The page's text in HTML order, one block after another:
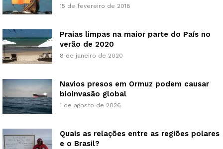
15 de fevereiro de 2018
Praias limpas na maior parte do País no
verão de 2020
8 de janeiro de 2020
Navios presos em Ormuz podem causar
bioinvasão global
1 de agosto de 2026
Quais as relações entre as regiões polares
e o Brasil?